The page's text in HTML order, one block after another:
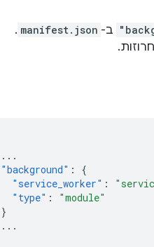
ב- manifest.json
.
...
"background" :
{
"service_worker" :
"type" :
"module"
}
...